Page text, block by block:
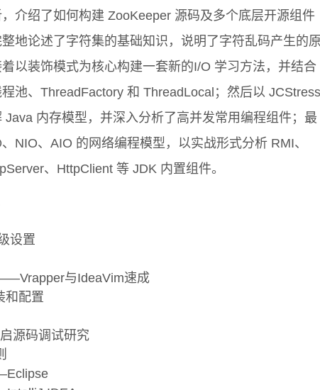
介绍了如何构建 ZooKeeper 源码及多个底层开源组件
地论述了字符集的基础知识，说明了字符乱码产生的原
以装饰模式为核心构建一套新的I/O 学习方法，并结合
池、ThreadFactory 和 ThreadLocal；然后以 JCStress
Java 内存模型，并深入分析了高并发常用编程组件；最
NIO、AIO 的网络编程模型，以实战形式分析 RMI、
、HttpClient 等 JDK 内置组件。
设置
与IdeaVim速成
和配置
源码调试研究